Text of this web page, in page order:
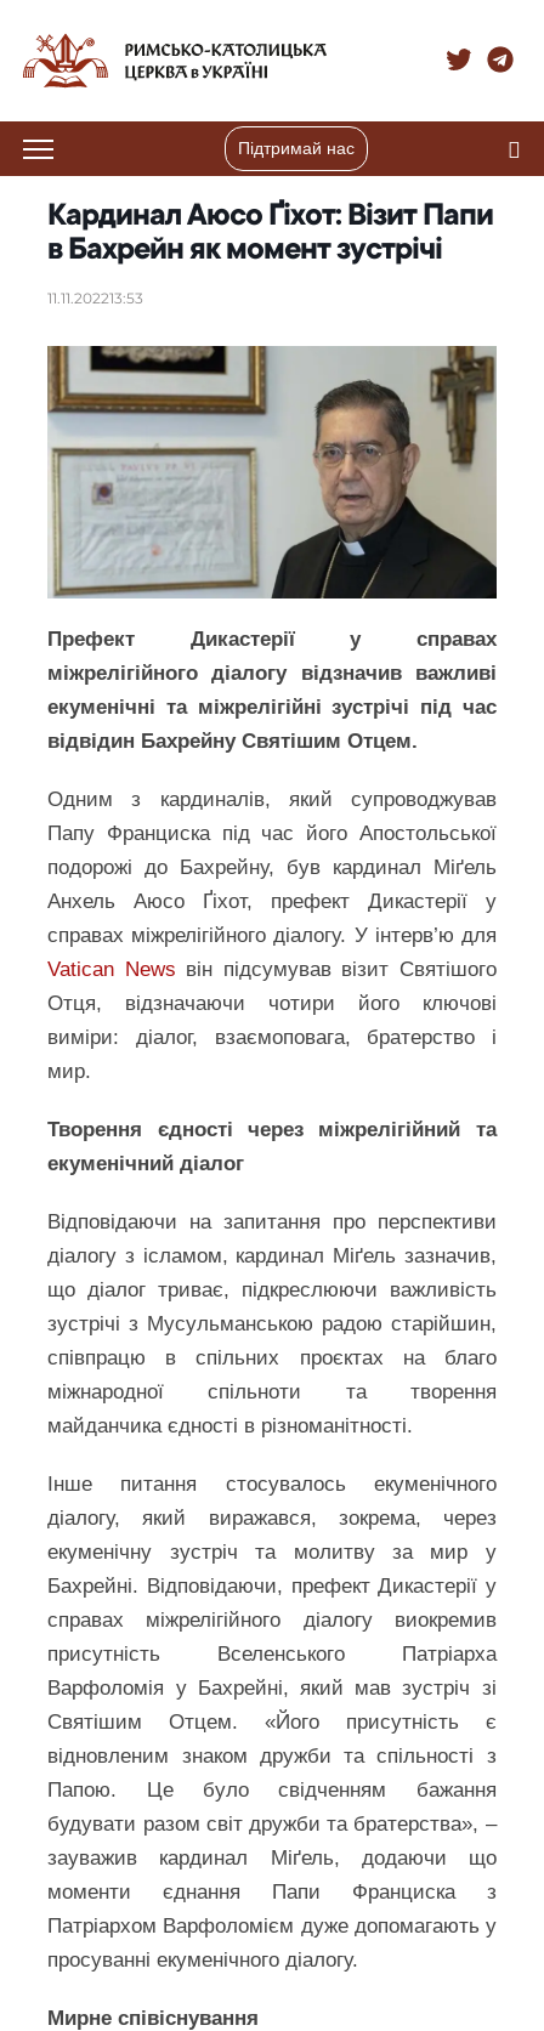
Підтримай нас
Кардинал Аюсо Ґіхот: Візит Папи
в Бахрейн як момент зустрічі
11.11.202213:53
Префект Дикастерії у справах
міжрелігійного діалогу відзначив важливі
екуменічні та міжрелігійні зустрічі під час
відвідин Бахрейну Святішим Отцем.
Одним з кардиналів, який супроводжував
Папу Франциска під час його Апостольської
подорожі до Бахрейну, був кардинал Міґель
Анхель Аюсо Ґіхот, префект Дикастерії у
справах міжрелігійного діалогу. У інтерв’ю для
Vatican News він підсумував візит Святішого
Отця, відзначаючи чотири його ключові
виміри: діалог, взаємоповага, братерство і
мир.
Творення єдності через міжрелігійний та
екуменічний діалог
Відповідаючи на запитання про перспективи
діалогу з ісламом, кардинал Міґель зазначив,
що діалог триває, підкреслюючи важливість
зустрічі з Мусульманською радою старійшин,
співпрацю в спільних проєктах на благо
міжнародної спільноти та творення
майданчика єдності в різноманітності.
Інше питання стосувалось екуменічного
діалогу, який виражався, зокрема, через
екуменічну зустріч та молитву за мир у
Бахрейні. Відповідаючи, префект Дикастерії у
справах міжрелігійного діалогу виокремив
присутність Вселенського Патріарха
Варфоломія у Бахрейні, який мав зустріч зі
Святішим Отцем. «Його присутність є
відновленим знаком дружби та спільності з
Папою. Це було свідченням бажання
будувати разом світ дружби та братерства», –
зауважив кардинал Міґель, додаючи що
моменти єднання Папи Франциска з
Патріархом Варфоломієм дуже допомагають у
просуванні екуменічного діалогу.
Мирне співіснування